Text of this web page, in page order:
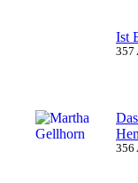
Ist
357
356